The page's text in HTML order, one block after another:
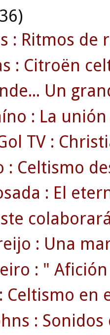
: Ritmos de
: Citroën
Un
: La
TV :
: Celtismo
: El
: Una
: "
Celtismo en
: